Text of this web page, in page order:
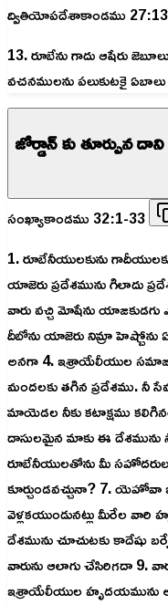
ద్వితియోపదేశాకాండము 27:13
13. రూబేను గాదు ఆషేరు
వచనములను పలుకుటకై
జోర్డాన్ కు తూర్పున
సంఖ్యాకాండము 32:1-33
1. రూబేనీయులకును
యాజెరు ప్రదేశమును గిలాదు
వారు వచ్చి మోషేను
దీబోను యాజెరు నిమ్రా హెష్బోను
అనగా 4. ఇశ్రాయేలీయుల
మందలకు తగిన ప్రదేశము. నీ
మాయెడల నీకు కటాక్షము
దాసులమైన మాకు ఈ
రూబేనీయులతోను మీ
కూర్చుండవచ్చునా? 7. యెహోవా
వెళ్లకయుండునట్లు మీరేల వారి
దేశమును చూచుటకు కాదేషు
వారును ఆలాగు చేసిరిగదా 9.
ఇశ్రాయేలీయుల హృదయమును